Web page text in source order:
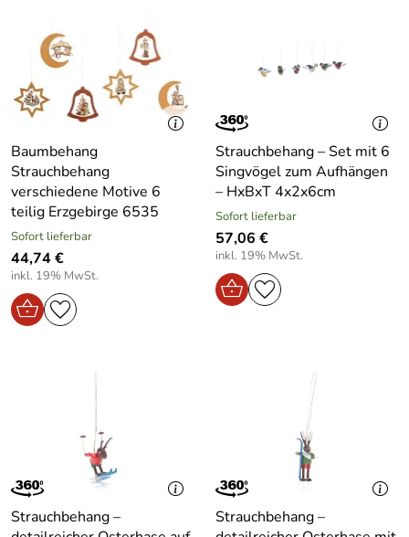
Baumbehang
Strauchbehang
verschiedene Motive 6
teilig Erzgebirge 6535
Sofort lieferbar
44,74 €
inkl. 19% MwSt.
Strauchbehang – Set mit 6
Singvögel zum Aufhängen
– HxBxT 4x2x6cm
Sofort lieferbar
57,06 €
inkl. 19% MwSt.
Strauchbehang –
Strauchbehang –